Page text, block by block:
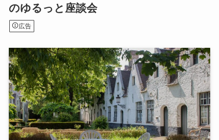
のゆるっと座談会
広告